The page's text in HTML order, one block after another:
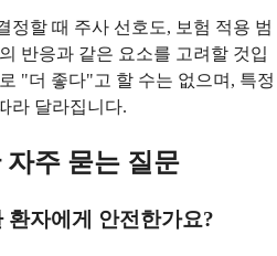
정할 때 주사 선호도, 보험 적용 범
반응과 같은 요소를 고려할 것입
"더 좋다"고 할 수는 없으며, 특정
라 달라집니다.
주 묻는 질문
환자에게 안전한가요?